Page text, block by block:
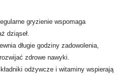
gryzienie wspomaga
dziąseł.
długie godziny zadowolenia,
zdrowe nawyki.
odżywcze i witaminy wspierają